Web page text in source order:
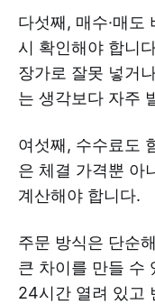
다섯째, 매수·매도
시 확인해야 합니
장가로 잘못 넣거
는 생각보다 자주
여섯째, 수수료도
은 체결 가격뿐 아
계산해야 합니다.
주문 방식은 단순
큰 차이를 만들 수
24시간 열려 있고